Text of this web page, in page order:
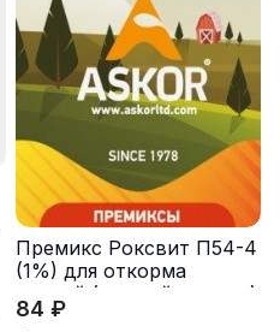
Премикс Роксвит П54-4
(1%) для откорма
свиней (первый период)
84 ₽